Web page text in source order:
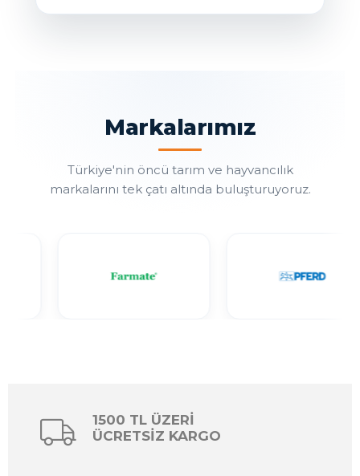
Markalarımız
Türkiye'nin öncü tarım ve hayvancılık
markalarını tek çatı altında buluşturuyoruz.
1500 TL ÜZERİ
ÜCRETSİZ KARGO